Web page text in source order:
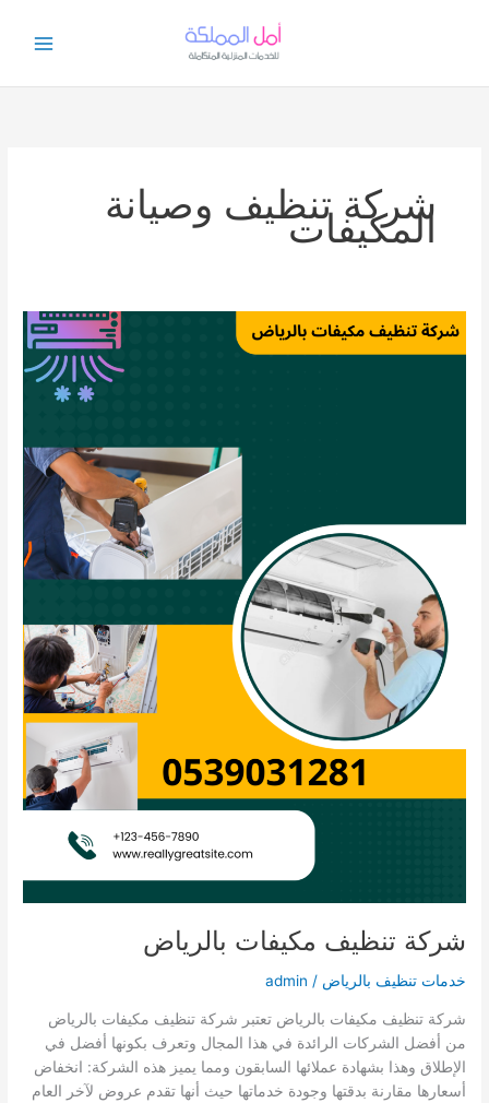
شركة تنظيف وصيانة
المكيفات
شركة تنظيف مكيفات بالرياض
خدمات تنظيف بالرياض /
admin
شركة تنظيف مكيفات بالرياض تعتبر شركة تنظيف مكيفات بالرياض
من أفضل الشركات الرائدة في هذا المجال وتعرف بكونها أفضل في
الإطلاق وهذا بشهادة عملائها السابقون ومما يميز هذه الشركة: انخفاض
أسعارها مقارنة بدقتها وجودة خدماتها حيث أنها تقدم عروض لآخر العام